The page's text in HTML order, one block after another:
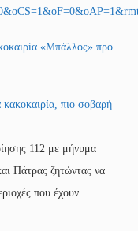
«Μπάλλος» προ
πιο σοβαρή
112 με μήνυμα
Πάτρας ζητώντας να
που έχουν